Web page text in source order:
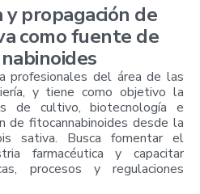
propagación de
como fuente de
profesionales del área de las
y tiene como objetivo la
de cultivo, biotecnología e
de fitocannabinoides desde la
sativa. Busca fomentar el
farmacéutica y capacitar
procesos y regulaciones